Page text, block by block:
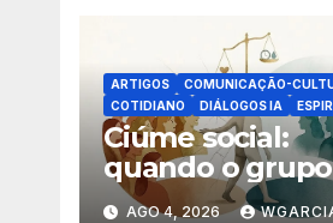
ARTIGOS
COMUNICAÇÃO-
COTIDIANO
DIÁLOGOS IA
Ciúme social:
quando o
sente trocado
AGO 4, 2026